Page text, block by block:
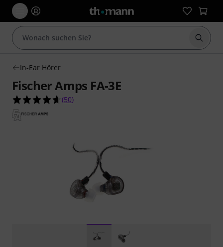
Suche
In-Ear Hörer
Fischer Amps FA-3E
4.6 von 5 Sternen aus 50 Kundenbewertungen
(50)